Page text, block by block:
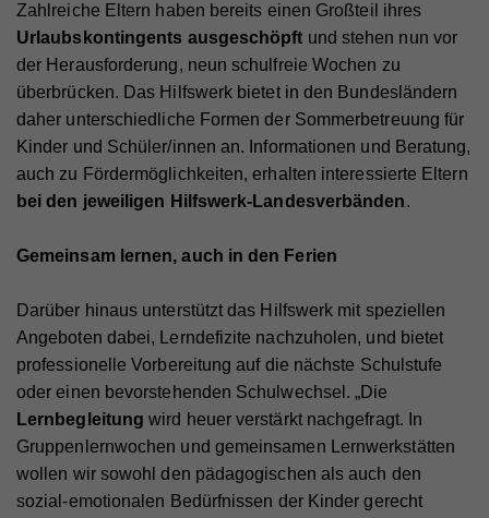
Zahlreiche Eltern haben bereits einen Großteil ihres
Urlaubskontingents ausgeschöpft und stehen nun vor
der Herausforderung, neun schulfreie Wochen zu
überbrücken. Das Hilfswerk bietet in den Bundesländern
daher unterschiedliche Formen der Sommerbetreuung für
Kinder und Schüler/innen an. Informationen und Beratung,
auch zu Fördermöglichkeiten, erhalten interessierte Eltern
bei den jeweiligen Hilfswerk-Landesverbänden.
Gemeinsam lernen, auch in den Ferien
Darüber hinaus unterstützt das Hilfswerk mit speziellen
Angeboten dabei, Lerndefizite nachzuholen, und bietet
professionelle Vorbereitung auf die nächste Schulstufe
oder einen bevorstehenden Schulwechsel. „Die
Lernbegleitungwird heuer verstärkt nachgefragt. In
Gruppenlernwochen und gemeinsamen Lernwerkstätten
wollen wir sowohl den pädagogischen als auch den
sozial-emotionalen Bedürfnissen der Kinder gerecht